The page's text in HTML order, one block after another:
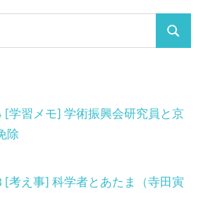
検
[学習メモ] 学術振興会研究員と京
除
考え事] 科学者とあたま（寺田寅